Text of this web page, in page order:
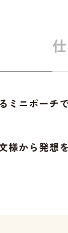
ニポーチ
から発想